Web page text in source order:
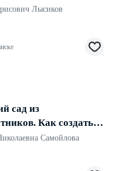
Лысиков
сад из
Как создать
которые будут
год за годом
Самойлова